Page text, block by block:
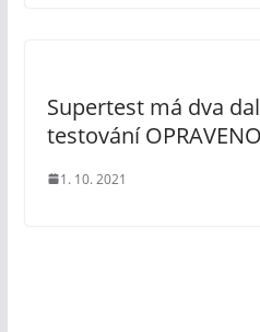
Supertest má dva
testování OPRAVENO
1. 10. 2021